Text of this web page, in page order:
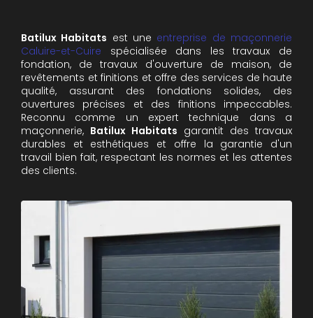
Batilux Habitats est une entreprise de maçonnerie
Caluire-et-Cuire spécialisée dans les travaux de
fondation, de travaux d'ouverture de maison, de
revêtements et finitions et offre des services de haute
qualité, assurant des fondations solides, des
ouvertures précises et des finitions impeccables.
Reconnu comme un expert technique dans a
maçonnerie, Batilux Habitats garantit des travaux
durables et esthétiques et offre la garantie d'un
travail bien fait, respectant les normes et les attentes
des clients.